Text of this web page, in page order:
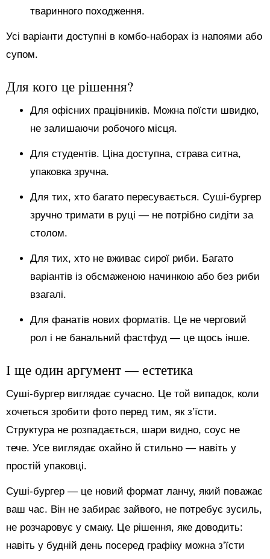
тваринного походження.
Усі варіанти доступні в комбо-наборах із напоями або
супом.
Для кого це рішення?
Для офісних працівників. Можна поїсти швидко,
не залишаючи робочого місця.
Для студентів. Ціна доступна, страва ситна,
упаковка зручна.
Для тих, хто багато пересувається. Суші-бургер
зручно тримати в руці — не потрібно сидіти за
столом.
Для тих, хто не вживає сирої риби. Багато
варіантів із обсмаженою начинкою або без риби
взагалі.
Для фанатів нових форматів. Це не черговий
рол і не банальний фастфуд — це щось інше.
І ще один аргумент — естетика
Суші-бургер виглядає сучасно. Це той випадок, коли
хочеться зробити фото перед тим, як з’їсти.
Структура не розпадається, шари видно, соус не
тече. Усе виглядає охайно й стильно — навіть у
простій упаковці.
Суші-бургер — це новий формат ланчу, який поважає
ваш час. Він не забирає зайвого, не потребує зусиль,
не розчаровує у смаку. Це рішення, яке доводить:
навіть у будній день посеред графіку можна з’їсти